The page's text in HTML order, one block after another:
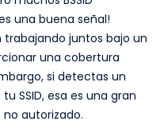
una buena señal!
trabajando juntos bajo un
una cobertura
si detectas un
SSID, esa es una gran
no autorizado.